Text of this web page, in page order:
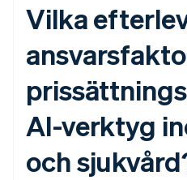
Vilka
AI-verktyg
och